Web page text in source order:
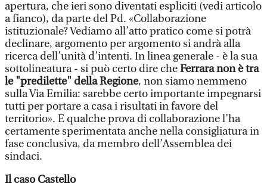
apertura, che ieri sono diventati espliciti (vedi articolo
a fianco), da parte del Pd. «Collaborazione
istituzionale? Vediamo all’atto pratico come si potrà
declinare, argomento per argomento si andrà alla
ricerca dell’unità d’intenti. In linea generale - è la sua
sottolineatura - si può certo dire cheFerrara non è tra
le "predilette" della Regione, non siamo nemmeno
sulla Via Emilia: sarebbe certo importante impegnarsi
tutti per portare a casa i risultati in favore del
territorio». E qualche prova di collaborazione l’ha
certamente sperimentata anche nella consigliatura in
fase conclusiva, da membro dell’Assemblea dei
sindaci.
Il caso Castello